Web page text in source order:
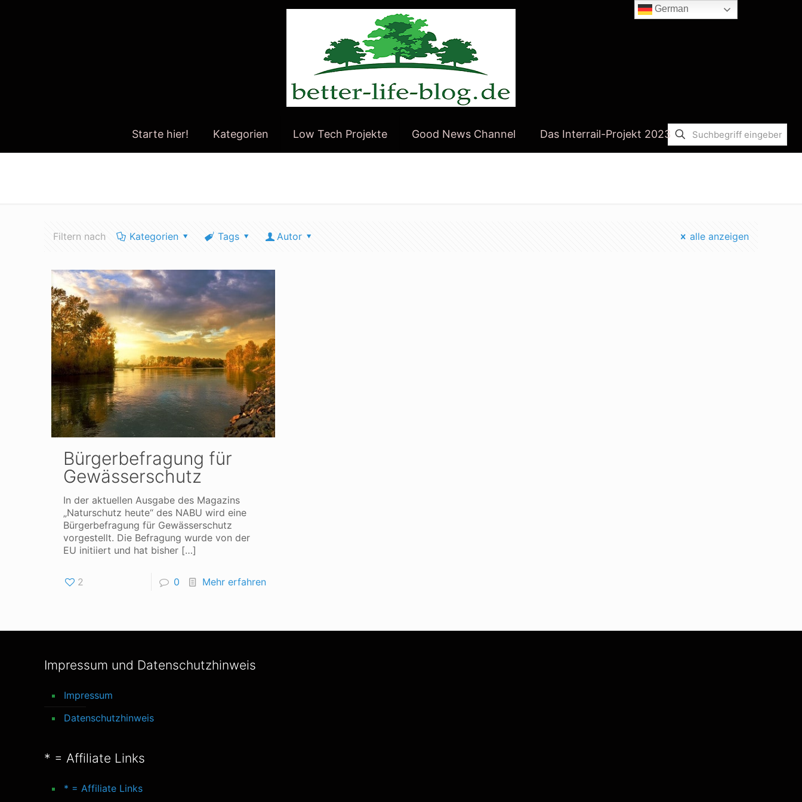
Starte hier! Kategorien Low Tech Projekte Good News Channel Das Interrail-Projekt 2023
Filtern nach Kategorien Tags Autor alle anzeigen
Bürgerbefragung für
Gewässerschutz
In der aktuellen Ausgabe des Magazins
„Naturschutz heute“ des NABU wird eine
Bürgerbefragung für Gewässerschutz
vorgestellt. Die Befragung wurde von der
EU initiiert und hat bisher[…]
2 0 Mehr erfahren
Impressum und Datenschutzhinweis
Impressum
Datenschutzhinweis
* = Affiliate Links
* = Affiliate Links
German